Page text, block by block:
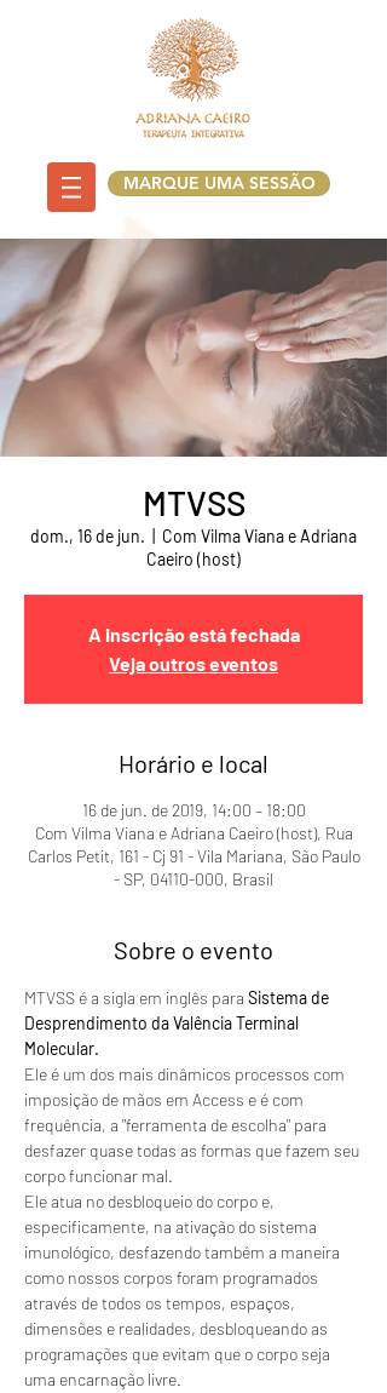
MARQUE UMA SESSÃO
MTVSS
dom., 16 de jun.
Com Vilma Viana e Adriana
Caeiro (host)
A inscrição está fechada
Veja outros eventos
Horário e local
16 de jun. de 2019, 14:00 – 18:00
Com Vilma Viana e Adriana Caeiro (host), Rua
Carlos Petit, 161 - Cj 91 - Vila Mariana, São Paulo
- SP, 04110-000, Brasil
Sobre o evento
MTVSS é a sigla em inglês para Sistema de
Desprendimento da Valência Terminal
Molecular.
Ele é um dos mais dinâmicos processos com
imposição de mãos em Access e é com
frequência, a "ferramenta de escolha" para
desfazer quase todas as formas que fazem seu
corpo funcionar mal.
Ele atua no desbloqueio do corpo e,
especificamente, na ativação do sistema
imunológico, desfazendo também a maneira
como nossos corpos foram programados
através de todos os tempos, espaços,
dimensões e realidades, desbloqueando as
programações que evitam que o corpo seja
uma encarnação livre.